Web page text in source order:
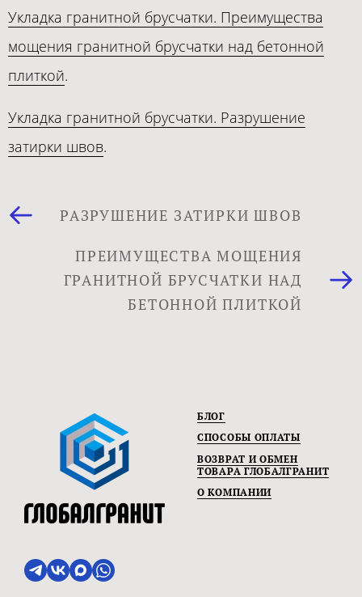
Укладка гранитной брусчатки. Преимущества
мощения гранитной брусчатки над бетонной
плиткой.
Укладка гранитной брусчатки. Разрушение
затирки швов.
РАЗРУШЕНИЕ ЗАТИРКИ ШВОВ
ПРЕИМУЩЕСТВА МОЩЕНИЯ
ГРАНИТНОЙ БРУСЧАТКИ НАД
БЕТОННОЙ ПЛИТКОЙ
БЛОГ
СПОСОБЫ ОПЛАТЫ
ВОЗВРАТ И ОБМЕН
ТОВАРА ГЛОБАЛГРАНИТ
О КОМПАНИИ